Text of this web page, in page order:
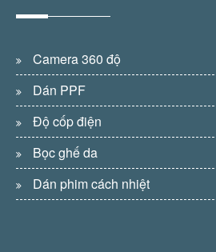
Camera 360 độ
Dán PPF
Độ cốp điện
Bọc ghế da
Dán phim cách nhiệt